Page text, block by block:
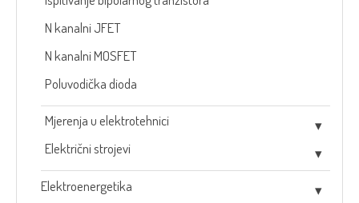
N kanalni JFET
N kanalni MOSFET
Poluvodička dioda
Mjerenja u elektrotehnici
Električni strojevi
Elektroenergetika